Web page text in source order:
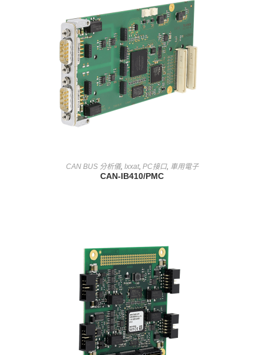
查看內容
CAN BUS 分析儀, Ixxat, PC接口, 車用電子
CAN-IB410/PMC